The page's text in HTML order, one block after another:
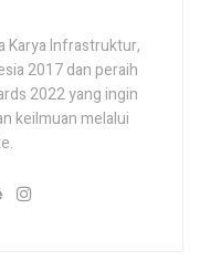
Karya Infrastruktur,
2017 dan peraih
2022 yang ingin
keilmuan melalui